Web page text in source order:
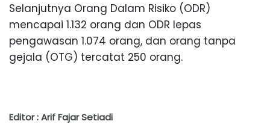
Selanjutnya Orang Dalam Risiko (ODR)
mencapai 1.132 orang dan ODR lepas
pengawasan 1.074 orang, dan orang tanpa
gejala (OTG) tercatat 250 orang.
Editor : Arif Fajar Setiadi